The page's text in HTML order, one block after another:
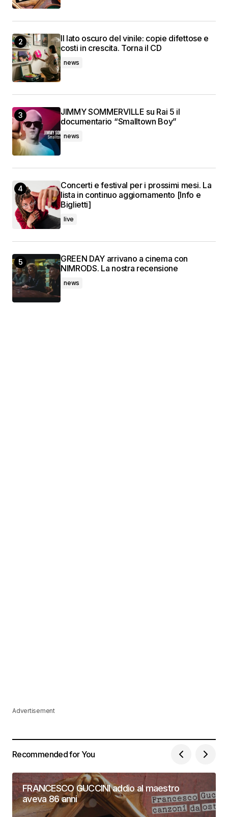
Il lato oscuro del vinile: copie difettose e
costi in crescita. Torna il CD
news
JIMMY SOMMERVILLE su Rai 5 il
documentario “Smalltown Boy”
news
Concerti e festival per i prossimi mesi. La
lista in continuo aggiornamento [Info e
Biglietti]
live
GREEN DAY arrivano a cinema con
NIMRODS. La nostra recensione
news
Advertisement
Recommended for You
FRANCESCO GUCCINI addio al maestro
aveva 86 anni